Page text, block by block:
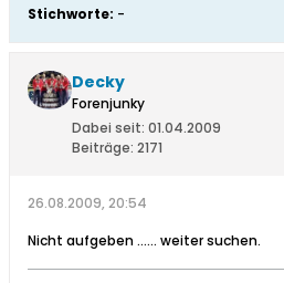
Stichworte: -
Decky
Forenjunky
Dabei seit: 01.04.2009
Beiträge: 2171
26.08.2009, 20:54
Nicht aufgeben ...... weiter suchen.